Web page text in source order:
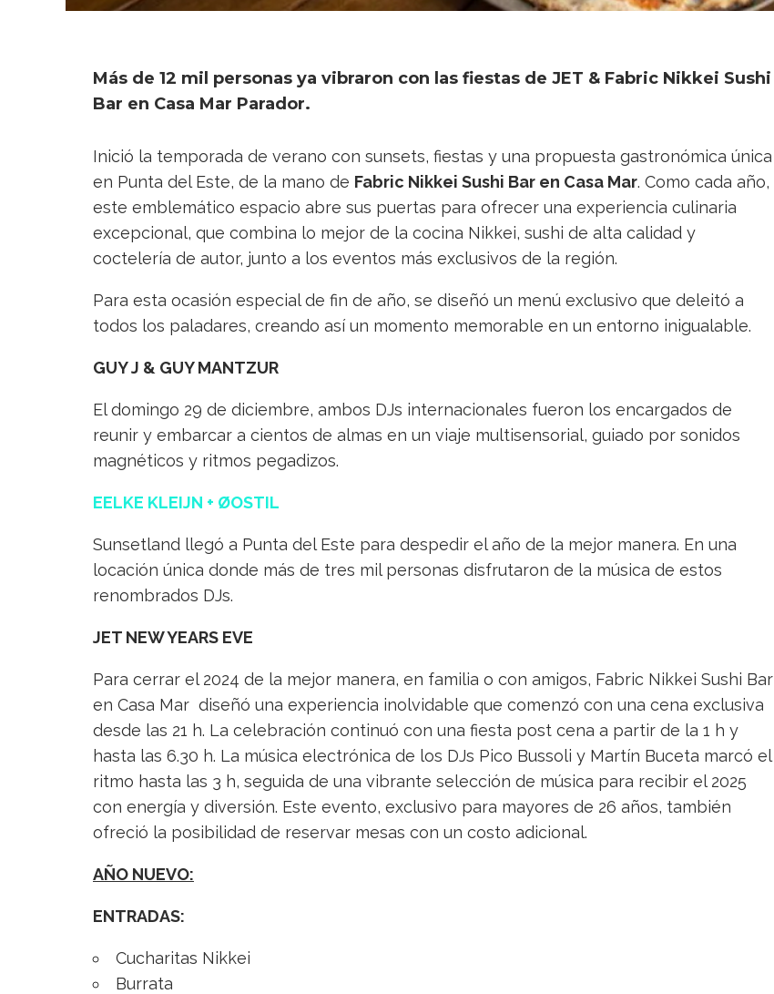
Más de 12 mil personas ya vibraron con las fiestas de JET & Fabric Nikkei Sushi
Bar en Casa Mar Parador.
Inició la temporada de verano con sunsets, fiestas y una propuesta gastronómica única
en Punta del Este, de la mano de Fabric Nikkei Sushi Bar en Casa Mar. Como cada año,
este emblemático espacio abre sus puertas para ofrecer una experiencia culinaria
excepcional, que combina lo mejor de la cocina Nikkei, sushi de alta calidad y
coctelería de autor, junto a los eventos más exclusivos de la región.
Para esta ocasión especial de fin de año, se diseñó un menú exclusivo que deleitó a
todos los paladares, creando así un momento memorable en un entorno inigualable.
GUY J & GUY MANTZUR
El domingo 29 de diciembre, ambos DJs internacionales fueron los encargados de
reunir y embarcar a cientos de almas en un viaje multisensorial, guiado por sonidos
magnéticos y ritmos pegadizos.
EELKE KLEIJN + ØOSTIL
Sunsetland llegó a Punta del Este para despedir el año de la mejor manera. En una
locación única donde más de tres mil personas disfrutaron de la música de estos
renombrados DJs.
JET NEW YEARS EVE
Para cerrar el 2024 de la mejor manera, en familia o con amigos, Fabric Nikkei Sushi Bar
en Casa Mar diseñó una experiencia inolvidable que comenzó con una cena exclusiva
desde las 21 h. La celebración continuó con una fiesta post cena a partir de la 1 h y
hasta las 6.30 h. La música electrónica de los DJs Pico Bussoli y Martín Buceta marcó el
ritmo hasta las 3 h, seguida de una vibrante selección de música para recibir el 2025
con energía y diversión. Este evento, exclusivo para mayores de 26 años, también
ofreció la posibilidad de reservar mesas con un costo adicional.
AÑO NUEVO:
ENTRADAS:
Cucharitas Nikkei
Burrata